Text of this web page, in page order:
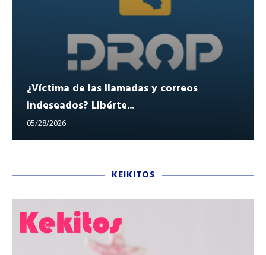
¿Víctima de las llamadas y correos
indeseados? Libérte...
05/28/2026
KEIKITOS